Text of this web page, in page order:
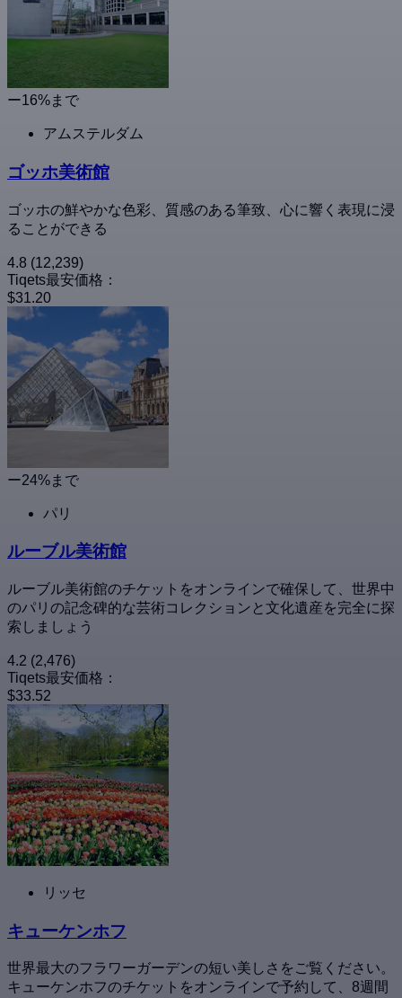
ー16%まで
アムステルダム
ゴッホ美術館
ゴッホの鮮やかな色彩、質感のある筆致、心に響く表現に浸
ることができる
4.8 (12,239)
Tiqets最安価格：
$31.20
ー24%まで
パリ
ルーブル美術館
ルーブル美術館のチケットをオンラインで確保して、世界中
のパリの記念碑的な芸術コレクションと文化遺産を完全に探
索しましょう
4.2 (2,476)
Tiqets最安価格：
$33.52
リッセ
キューケンホフ
世界最大のフラワーガーデンの短い美しさをご覧ください。
キューケンホフのチケットをオンラインで予約して、8週間